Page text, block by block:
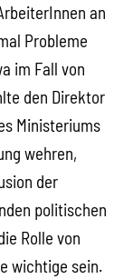
an
Probleme
im Fall von
den Direktor
Ministeriums
wehren,
der
politischen
Rolle von
wichtige sein.